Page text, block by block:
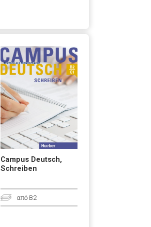
Campus Deutsch,
Schreiben
από B2